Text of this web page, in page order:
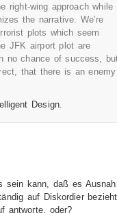
right-wing approach while
the narrative. We’re
plots which seem
JFK airport plot are
no chance of success,
that there is an enemy
Design.
sein kann, daß es
auf Diskordier
antworte, oder?